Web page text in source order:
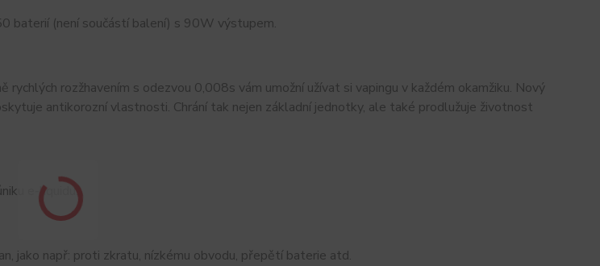
baterií (není součástí balení) s 90W výstupem.
rychlých rozžhavením s odezvou 0,008s vám umožní užívat si vapingu v každém okamžiku. Nový
antikorozní vlastnosti. Chrání tak nejen základní jednotky, ale také prodlužuje životnost
e-liquidu.
jako např: proti zkratu, nízkému obvodu, přepětí baterie atd.